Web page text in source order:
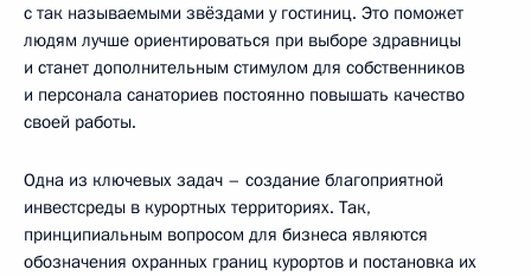
с так называемыми звёздами у гостиниц. Это поможет
людям лучше ориентироваться при выборе здравницы
и станет дополнительным стимулом для собственников
и персонала санаториев постоянно повышать качество
своей работы.
Одна из ключевых задач – создание благоприятной
инвестсреды в курортных территориях. Так,
принципиальным вопросом для бизнеса являются
обозначения охранных границ курортов и постановка их